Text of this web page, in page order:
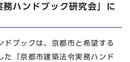
務ハンドブック研究会」に
ブックは、京都市と希望する
た「京都市建築法令実務ハンド